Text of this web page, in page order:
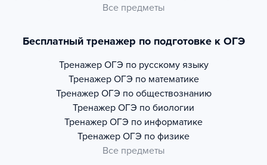
Все предметы
Бесплатный тренажер по подготовке к ОГЭ
Тренажер ОГЭ по русскому языку
Тренажер ОГЭ по математике
Тренажер ОГЭ по обществознанию
Тренажер ОГЭ по биологии
Тренажер ОГЭ по информатике
Тренажер ОГЭ по физике
Все предметы